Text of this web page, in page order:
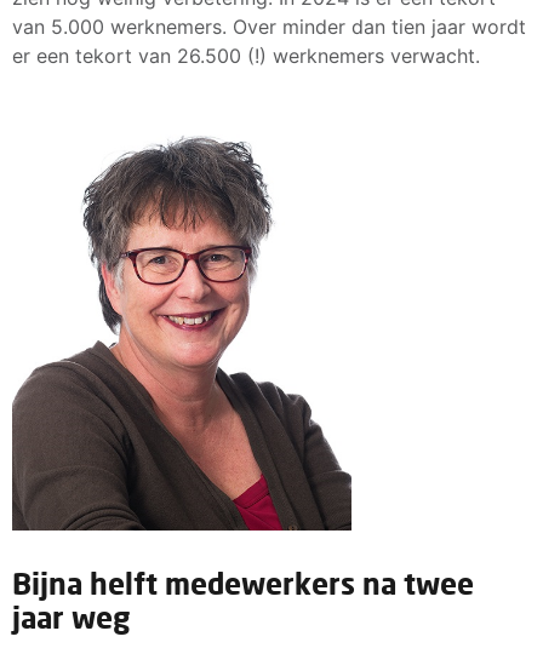
van 5.000 werknemers. Over minder dan tien jaar wordt
er een tekort van 26.500 (!) werknemers verwacht.
Bijna helft medewerkers na twee
jaar weg